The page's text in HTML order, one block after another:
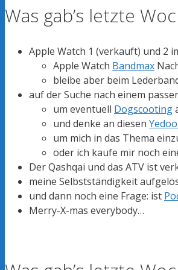
Was gab’s letzte
Apple Watch 1 (verkauft) und 2
Apple Watch Bandmax
bleibe aber beim
auf der Suche nach einem
um eventuell Dogscooting
und denke an diesen
um mich in das Thema
oder ich kaufe mir noch
Der Qashqai und das ATV ist
meine Selbstständigkeit
und dann noch eine Frage: ist
Merry-X-mas everybody…